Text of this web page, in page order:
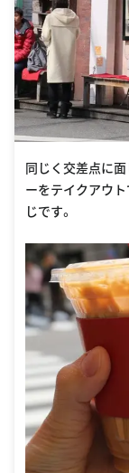
同じく交差点に
ーをテイクアウ
じです。